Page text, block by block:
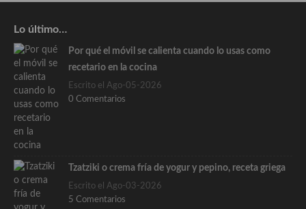
Lo último…
Por qué el móvil se calienta cuando lo usas como
recetario en la cocina
Escrito el Ago-05-2026
0 Comentarios
Tzatziki o crema fría de yogur y pepino, receta griega
Escrito el Ago-03-2026
5 Comentarios